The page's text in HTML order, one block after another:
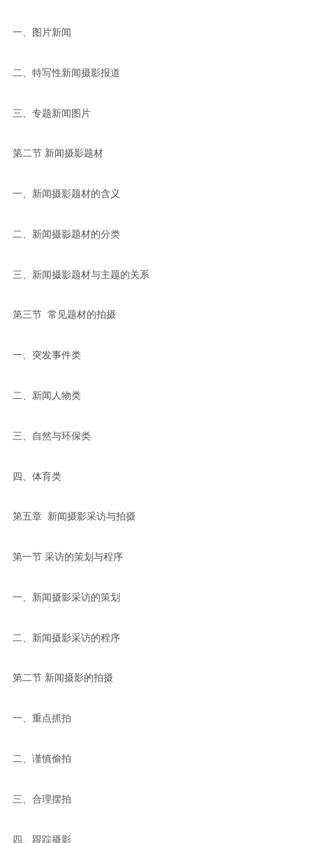
一、图片新闻
二、特写性新闻摄影报道
三、专题新闻图片
第二节 新闻摄影题材
一、新闻摄影题材的含义
二、新闻摄影题材的分类
三、新闻摄影题材与主题的关系
第三节 常见题材的拍摄
一、突发事件类
二、新闻人物类
三、自然与环保类
四、体育类
第五章 新闻摄影采访与拍摄
第一节 采访的策划与程序
一、新闻摄影采访的策划
二、新闻摄影采访的程序
第二节 新闻摄影的拍摄
一、重点抓拍
二、谨慎偷拍
三、合理摆拍
四、跟踪摄影